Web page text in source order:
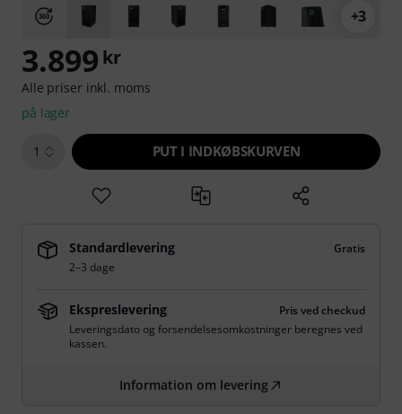
+3
3.899 kr
Alle priser inkl. moms
på lager
1 PUT I INDKØBSKURVEN
Standardlevering
Gratis
2–3 dage
Ekspreslevering
Pris ved checkud
Leveringsdato og forsendelsesomkostninger beregnes ved
kassen.
Information om levering